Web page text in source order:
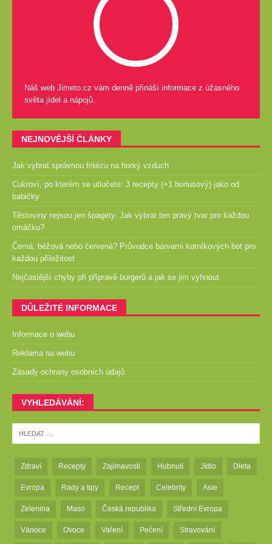
Náš web Jimeto.cz vám denně přináší informace z úžasného
světa jídel a nápojů.
NEJNOVĚJŠÍ ČLÁNKY
Jak vybrat správnou fritézu na horký vzduch
Cukroví, po kterém se utlučete: 3 recepty (+1 bonusový) jako od
babičky
Těstoviny nejsou jen špagety. Jak vybrat ten pravý tvar pro každou
omáčku?
Černá, béžová nebo červená? Průvodce barvami kotníkových bot pro
každou příležitost
Nejčastější chyby při přípravě burgerů a jak se jim vyhnout
DŮLEŽITÉ INFORMACE
Informace o webu
Reklama na webu
Zásady ochrany osobních údajů
VYHLEDÁVÁNÍ:
Zdraví Recepty Zajímavosti Hubnutí Jídlo Dieta
Evropa Rady a tipy Recept Celebrity Asie
Zelenina Maso Česká republika Střední Evropa
Vánoce Ovoce Vaření Pečení Stravování